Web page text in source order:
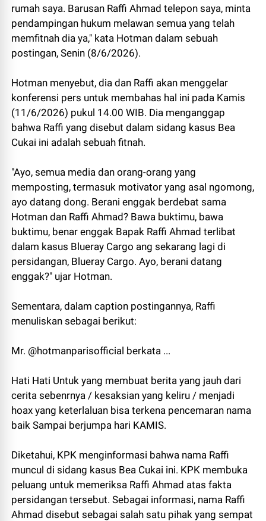
rumah saya. Barusan Raffi Ahmad telepon saya, minta
pendampingan hukum melawan semua yang telah
memfitnah dia ya," kata Hotman dalam sebuah
postingan, Senin (8/6/2026).
Hotman menyebut, dia dan Raffi akan menggelar
konferensi pers untuk membahas hal ini pada Kamis
(11/6/2026) pukul 14.00 WIB. Dia menganggap
bahwa Raffi yang disebut dalam sidang kasus Bea
Cukai ini adalah sebuah fitnah.
"Ayo, semua media dan orang-orang yang
memposting, termasuk motivator yang asal ngomong,
ayo datang dong. Berani enggak berdebat sama
Hotman dan Raffi Ahmad? Bawa buktimu, bawa
buktimu, benar enggak Bapak Raffi Ahmad terlibat
dalam kasus Blueray Cargo ang sekarang lagi di
persidangan, Blueray Cargo. Ayo, berani datang
enggak?" ujar Hotman.
Sementara, dalam caption postingannya, Raffi
menuliskan sebagai berikut:
Mr. @hotmanparisofficial berkata ...
Hati Hati Untuk yang membuat berita yang jauh dari
cerita sebenrnya / kesaksian yang keliru / menjadi
hoax yang keterlaluan bisa terkena pencemaran nama
baik Sampai berjumpa hari KAMIS.
Diketahui, KPK menginformasi bahwa nama Raffi
muncul di sidang kasus Bea Cukai ini. KPK membuka
peluang untuk memeriksa Raffi Ahmad atas fakta
persidangan tersebut. Sebagai informasi, nama Raffi
Ahmad disebut sebagai salah satu pihak yang sempat